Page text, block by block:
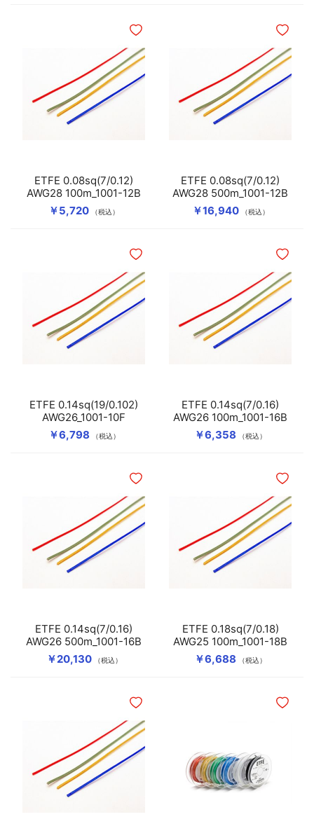
￥5,720 （税込）
ETFE 0.08sq(7/0.12)
AWG28 100m_1001-12B
ほしいものリストに追加
￥16,940 （税込）
ETFE 0.08sq(7/0.12)
AWG28 500m_1001-12B
ほしい
￥6,798 （税込）
ETFE 0.14sq(19/0.102)
AWG26_1001-10F
ほしいものリストに追加
￥6,358 （税込）
ETFE 0.14sq(7/0.16)
AWG26 100m_1001-16B
ほしい
￥20,130 （税込）
ETFE 0.14sq(7/0.16)
AWG26 500m_1001-16B
ほしいものリストに追加
￥6,688 （税込）
ETFE 0.18sq(7/0.18)
AWG25 100m_1001-18B
ほしい
ほしいものリストに追加 ほしい